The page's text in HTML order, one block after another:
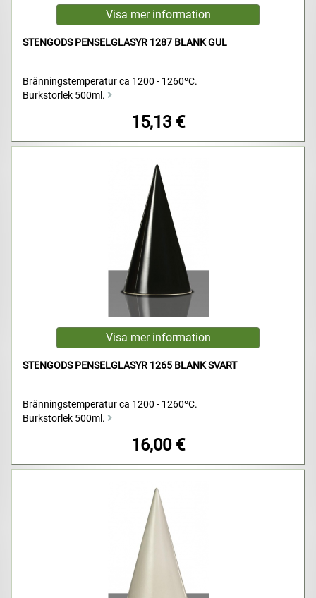
STENGODS PENSELGLASYR 1287 BLANK GUL
Bränningstemperatur ca 1200 - 1260ºC.
Burkstorlek 500ml.
15,13 €
STENGODS PENSELGLASYR 1265 BLANK SVART
Bränningstemperatur ca 1200 - 1260ºC.
Burkstorlek 500ml.
16,00 €